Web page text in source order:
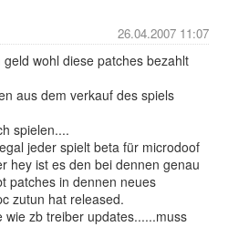
26.04.2007 11:07
wohl diese patches bezahlt
aus dem verkauf des spiels
spielen....
jeder spielt beta für microdoof
hey ist es den bei dennen genau
patches in dennen neues
zutun hat released.
zb treiber updates......muss